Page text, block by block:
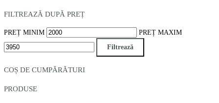
FILTREAZĂ DUPĂ PREȚ
PREȚ MINIM
PREȚ MAXIM
Filtrează
COȘ DE CUMPĂRĂTURI
PRODUSE